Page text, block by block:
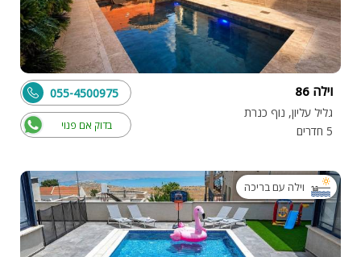
וילה 86
גליל עליון, נוף כנרת
5 חדרים
בדוק אם פנוי
055-4500975
וילה עם בריכה